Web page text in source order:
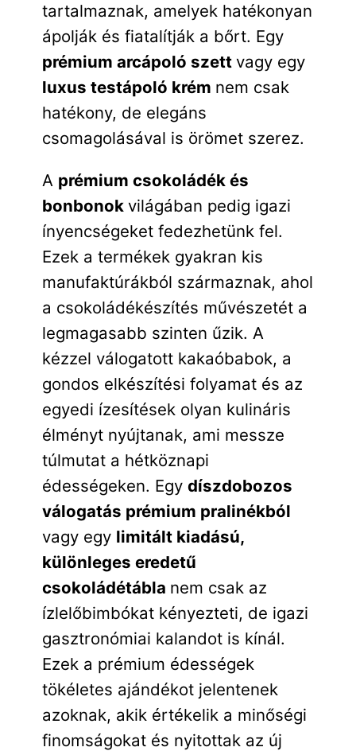
tartalmaznak, amelyek hatékonyan
ápolják és fiatalítják a bőrt. Egy
prémium arcápoló szett vagy egy
luxus testápoló krém nem csak
hatékony, de elegáns
csomagolásával is örömet szerez.
A prémium csokoládék és
bonbonok világában pedig igazi
ínyencségeket fedezhetünk fel.
Ezek a termékek gyakran kis
manufaktúrákból származnak, ahol
a csokoládékészítés művészetét a
legmagasabb szinten űzik. A
kézzel válogatott kakaóbabok, a
gondos elkészítési folyamat és az
egyedi ízesítések olyan kulináris
élményt nyújtanak, ami messze
túlmutat a hétköznapi
édességeken. Egy díszdobozos
válogatás prémium pralinékból
vagy egy limitált kiadású,
különleges eredetű
csokoládétábla nem csak az
ízlelőbimbókat kényezteti, de igazi
gasztronómiai kalandot is kínál.
Ezek a prémium édességek
tökéletes ajándékot jelentenek
azoknak, akik értékelik a minőségi
finomságokat és nyitottak az új